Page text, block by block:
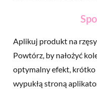
Aplikuj produkt na
Powtórz, by nałożyć
optymalny efekt,
wypukłą stroną